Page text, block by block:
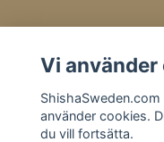
Sociala medier
Vi använder
ShishaSweden.com
använder cookies.
du vill fortsätta.